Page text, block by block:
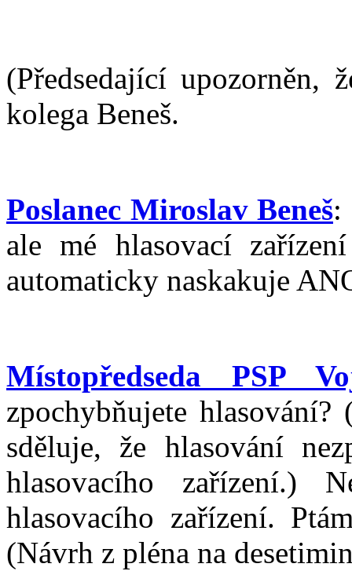
(Předsedající upozorněn,
kolega Beneš.
Poslanec Miroslav Beneš:
ale mé hlasovací
automaticky naskakuje
Místopředseda PSP
zpochybňujete
sděluje, že hlasování
hlasovacího zařízení.)
hlasovacího zařízení.
(Návrh z pléna na